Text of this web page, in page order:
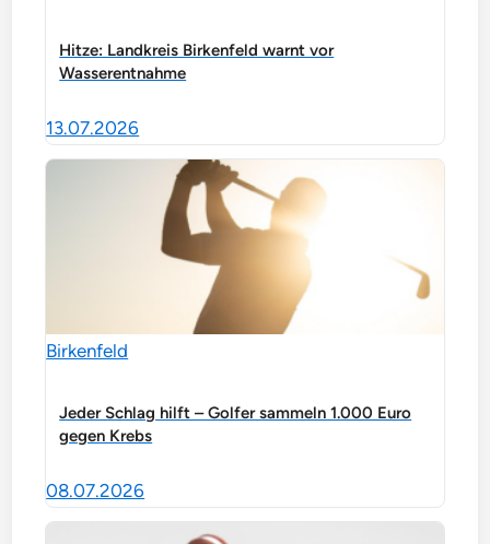
Hitze: Landkreis Birkenfeld warnt vor
Wasserentnahme
13.07.2026
Birkenfeld
Jeder Schlag hilft – Golfer sammeln 1.000 Euro
gegen Krebs
08.07.2026